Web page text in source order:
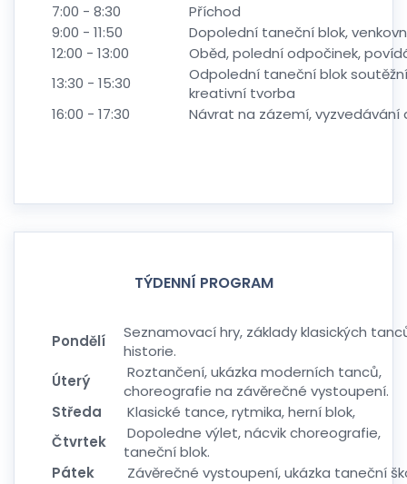
7:00 - 8:30
Příchod
9:00 - 11:50
Dopolední taneční blok,
12:00 - 13:00
Oběd, polední odpočinek,
13:30 - 15:30
Odpolední taneční blok
kreativní tvorba
16:00 - 17:30
Návrat na zázemí, vyzvedávání
TÝDENNÍ PROGRAM
Pondělí
Seznamovací hry, základy klasických
historie.
Úterý
Roztančení, ukázka moderních tanců,
choreografie na závěrečné vystoupení.
Středa
Klasické tance, rytmika, herní blok,
Čtvrtek
Dopoledne výlet, nácvik choreografie,
taneční blok.
Pátek
Závěrečné vystoupení, ukázka taneční